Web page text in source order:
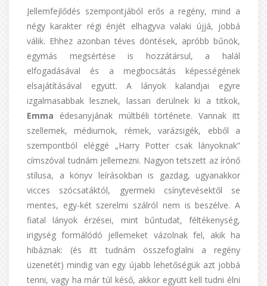
Jellemfejlődés szempontjából erős a regény, mind a
négy karakter régi énjét elhagyva valaki újjá, jobbá
válik. Ehhez azonban téves döntések, apróbb bűnök,
egymás megsértése is hozzátársul, a halál
elfogadásával és a megbocsátás képességének
elsajátításával együtt. A lányok kalandjai egyre
izgalmasabbak lesznek, lassan derülnek ki a titkok,
Emma édesanyjának múltbéli története. Vannak itt
szellemek, médiumok, rémek, varázsigék, ebből a
szempontból eléggé „Harry Potter csak lányoknak”
címszóval tudnám jellemezni. Nagyon tetszett az írónő
stílusa, a könyv leírásokban is gazdag, ugyanakkor
vicces szócsatáktól, gyermeki csínytevésektől se
mentes, egy-két szerelmi szálról nem is beszélve. A
fiatal lányok érzései, mint bűntudat, féltékenység,
irigység formálódó jellemeket vázolnak fel, akik ha
hibáznak: (és itt tudnám összefoglalni a regény
üzenetét) mindig van egy újabb lehetőségük azt jobbá
tenni, vagy ha már túl késő, akkor együtt kell tudni élni